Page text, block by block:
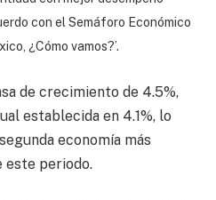
con el Semáforo Económico
¿Cómo vamos?’.
de crecimiento de 4.5%,
establecida en 4.1%, lo
economía más
este periodo.